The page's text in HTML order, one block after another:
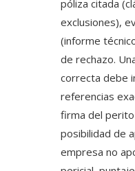
póliza citada
exclusiones),
(informe
de rechazo.
correcta debe
referencias
firma del
posibilidad de
empresa no